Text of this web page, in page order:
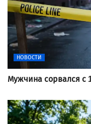
НОВОСТИ
Мужчина сорвался с